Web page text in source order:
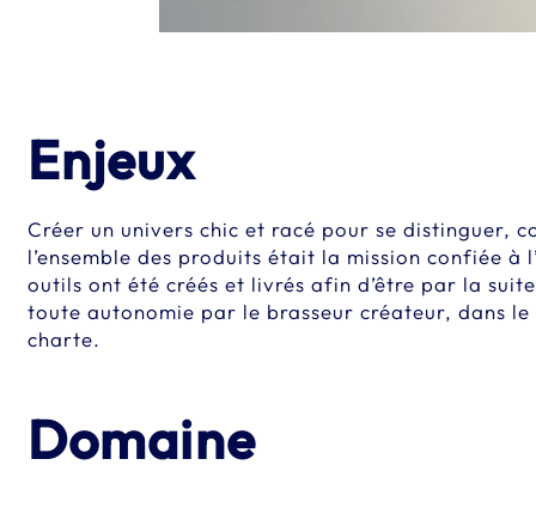
Enjeux
Créer un univers chic et racé pour se distinguer,
l’ensemble des produits était la mission confiée à
outils ont été créés et livrés afin d’être par la
toute autonomie par le brasseur créateur, dans
charte.
Domaine